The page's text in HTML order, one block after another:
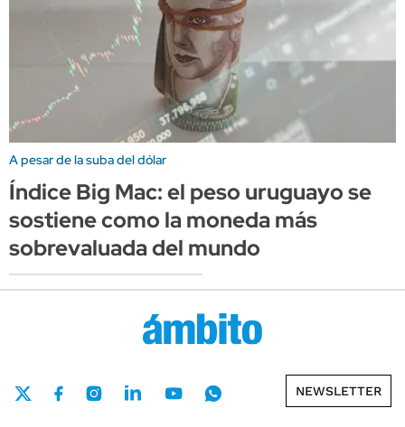
A pesar de la suba del dólar
Índice Big Mac: el peso uruguayo se
sostiene como la moneda más
sobrevaluada del mundo
NEWSLETTER